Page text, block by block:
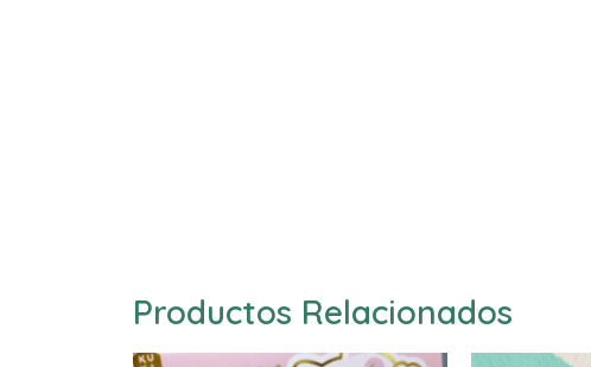
Productos Relacionados